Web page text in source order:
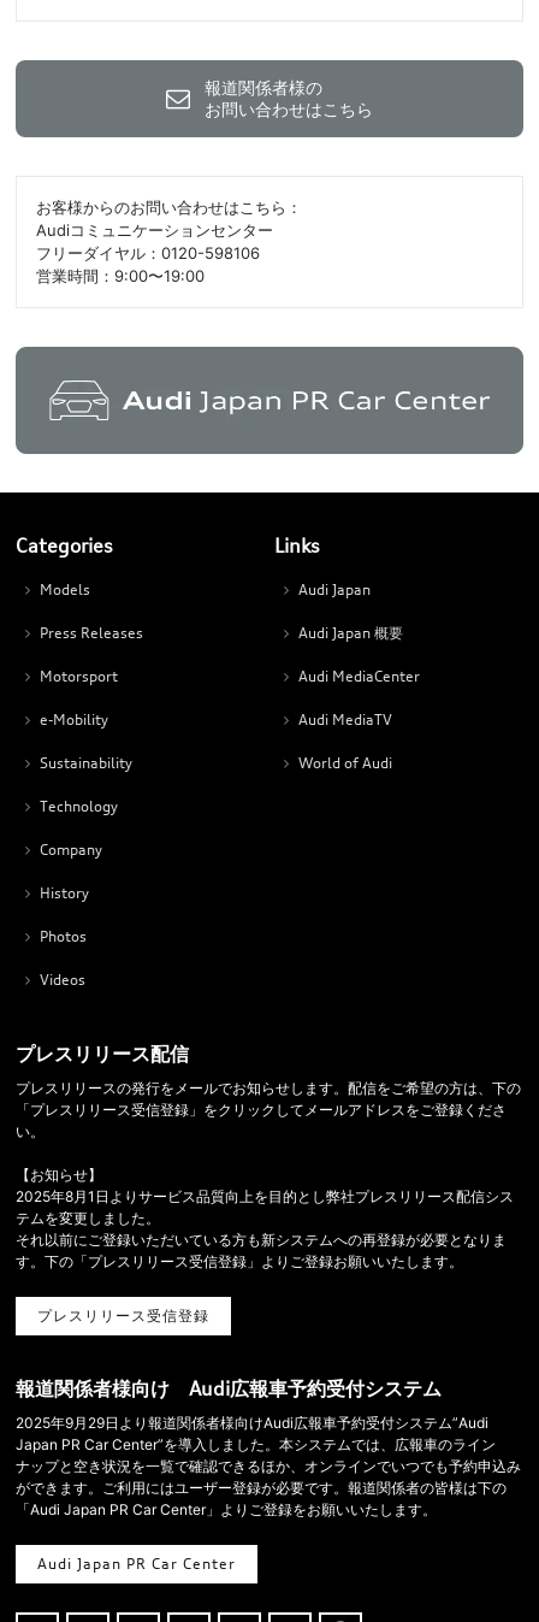
報道関係者様の
お問い合わせはこちら
お客様からのお問い合わせはこちら：
Audiコミュニケーションセンター
フリーダイヤル：0120-598106
営業時間：9:00〜19:00
Categories
Models
Press Releases
Motorsport
e-Mobility
Sustainability
Technology
Company
History
Photos
Videos
Links
Audi Japan
Audi Japan 概要
Audi MediaCenter
Audi MediaTV
World of Audi
プレスリリース配信
プレスリリースの発行をメールでお知らせします。配信をご希望の方は、下の
「プレスリリース受信登録」をクリックしてメールアドレスをご登録くださ
い。
【お知らせ】
2025年8月1日よりサービス品質向上を目的とし弊社プレスリリース配信シス
テムを変更しました。
それ以前にご登録いただいている方も新システムへの再登録が必要となりま
す。下の「プレスリリース受信登録」よりご登録お願いいたします。
プレスリリース受信登録
報道関係者様向け Audi広報車予約受付システム
2025年9月29日より報道関係者様向けAudi広報車予約受付システム”Audi
Japan PR Car Center”を導入しました。本システムでは、広報車のライン
ナップと空き状況を一覧で確認できるほか、オンラインでいつでも予約申込み
ができます。ご利用にはユーザー登録が必要です。報道関係者の皆様は下の
「Audi Japan PR Car Center」よりご登録をお願いいたします。
Audi Japan PR Car Center